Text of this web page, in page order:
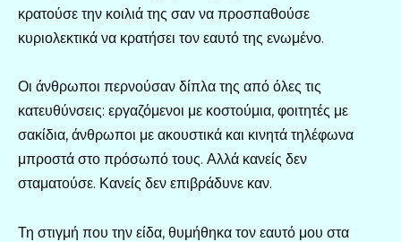
κρατούσε την κοιλιά της σαν να προσπαθούσε
κυριολεκτικά να κρατήσει τον εαυτό της ενωμένο.
Οι άνθρωποι περνούσαν δίπλα της από όλες τις
κατευθύνσεις: εργαζόμενοι με κοστούμια, φοιτητές με
σακίδια, άνθρωποι με ακουστικά και κινητά τηλέφωνα
μπροστά στο πρόσωπό τους. Αλλά κανείς δεν
σταματούσε. Κανείς δεν επιβράδυνε καν.
Τη στιγμή που την είδα, θυμήθηκα τον εαυτό μου στα